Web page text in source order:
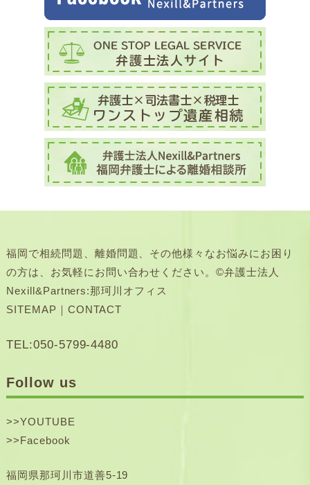
福岡で相続問題、離婚問題、その他様々なお悩みにお困り
の方は、お気軽にお問い合わせください。©弁護士法人
Nexill&Partners:那珂川オフィス
SITEMAP ｜ CONTACT
TEL:050-5799-4480
Follow us
>>YOUTUBE
>>Facebook
福岡県那珂川市道善5-19